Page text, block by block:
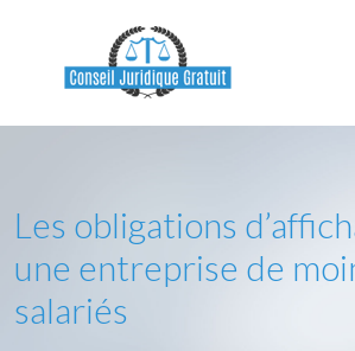
Les obligations
une entreprise de
salariés